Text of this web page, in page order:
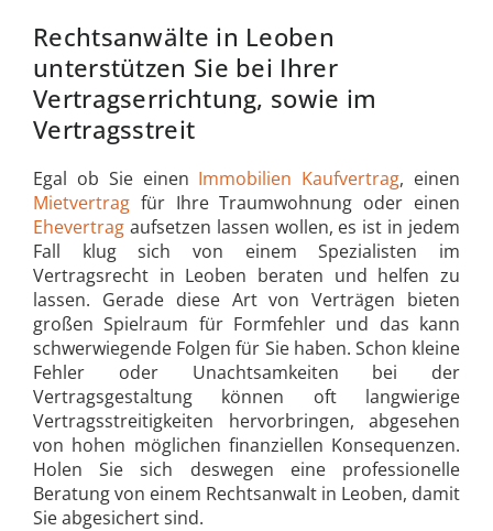
Rechtsanwälte in Leoben
unterstützen Sie bei Ihrer
Vertragserrichtung, sowie im
Vertragsstreit
Egal ob Sie einen Immobilien Kaufvertrag, einen
Mietvertrag für Ihre Traumwohnung oder einen
Ehevertrag aufsetzen lassen wollen, es ist in jedem
Fall klug sich von einem Spezialisten im
Vertragsrecht in Leoben beraten und helfen zu
lassen. Gerade diese Art von Verträgen bieten
großen Spielraum für Formfehler und das kann
schwerwiegende Folgen für Sie haben. Schon kleine
Fehler oder Unachtsamkeiten bei der
Vertragsgestaltung können oft langwierige
Vertragsstreitigkeiten hervorbringen, abgesehen
von hohen möglichen finanziellen Konsequenzen.
Holen Sie sich deswegen eine professionelle
Beratung von einem Rechtsanwalt in Leoben, damit
Sie abgesichert sind.